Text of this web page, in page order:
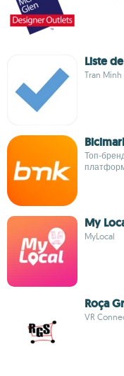
Liste
Tran Minh
My
MyLocal
Roça
VR